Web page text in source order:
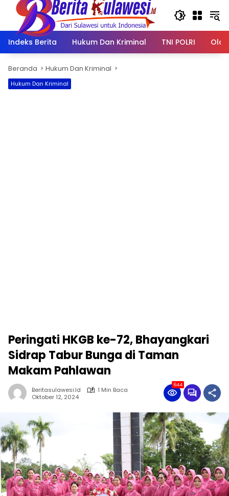
Langsung
konten
Indeks Berita
Hukum Dan Kriminal TNI POLRI
Beranda Hukum Dan Kriminal
Hukum Dan Kriminal
Peringati HKGB ke-72, Bhayangkari
Sidrap Tabur Bunga di Taman
Makam Pahlawan
Beritasulawesi.id
1 Min Baca
Oktober 12, 2024
644